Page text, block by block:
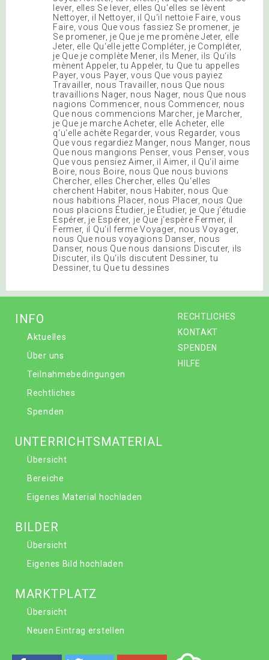
lever, elles Se lever, elles Qu‘elles se lèvent
Nettoyer, il Nettoyer, il Qu‘il nettoie Faire, vous
Faire, vous Que vous fassiez Se promener, je
Se promener, je Que je me promène Jeter, elle
Jeter, elle Qu‘elle jette Compléter, je Compléter,
je Que je complète Mener, ils Mener, ils Qu‘ils
mènent Appeler, tu Appeler, tu Que tu appelles
Payer, vous Payer, vous Que vous payiez
Travailler, nous Travailler, nous Que nous
travaillions Nager, nous Nager, nous Que nous
nagions Commencer, nous Commencer, nous
Que nous commencions Marcher, je Marcher,
je Que je marche Acheter, elle Acheter, elle
q‘u‘elle achète Regarder, vous Regarder, vous
Que vous regardiez Manger, nous Manger, nous
Que nous mangions Penser, vous Penser, vous
Que vous pensiez Aimer, il Aimer, il Qu‘il aime
Boire, nous Boire, nous Que nous buvions
Chercher, elles Chercher, elles Qu‘elles
cherchent Habiter, nous Habiter, nous Que
nous habitions Placer, nous Placer, nous Que
nous placions Étudier, je Étudier, je Que j‘étudie
Espérer, je Espérer, je Que j‘espère Fermer, il
Fermer, il Qu‘il ferme Voyager, nous Voyager,
nous Que nous voyagions Danser, nous
Danser, nous Que nous dansions Discuter, ils
Discuter, ils Qu‘ils discutent Dessiner, tu
Dessiner, tu Que tu dessines
RECHTLICHES
KONTAKT
SPENDEN
HILFE
INFO
Aktuelles
Über uns
Teilnahmebedingungen
Rechtliches
Spenden
UNTERRICHTSMATERIAL
Übersicht
Bereiche
Eigenes Material hochladen
BILDER
Übersicht
Eigenes Bild hochladen
MARKTPLATZ
Übersicht
Neuen Eintrag erstellen